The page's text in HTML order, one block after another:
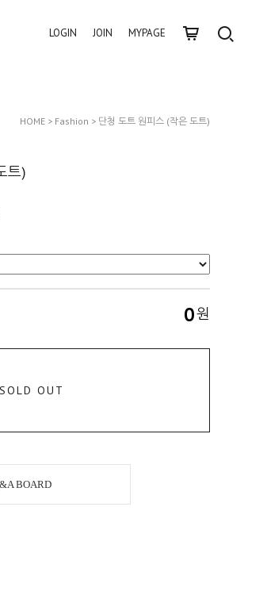
LOGIN JOIN MYPAGE
HOME > Fashion > 단청 도트 원피스 (작은 도트)
트)
0원
SOLD OUT
BOARD